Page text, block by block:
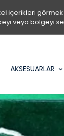
içerikleri
veya bölgeyi
AKSESUARLAR